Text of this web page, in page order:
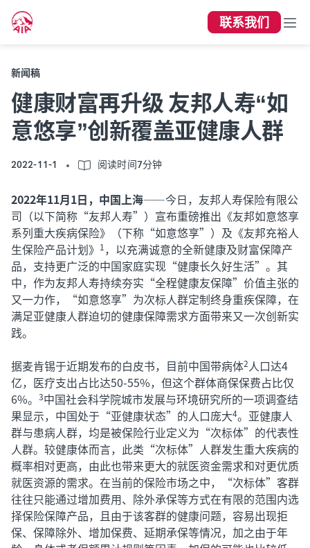
联系我们
新闻稿
健康财富再升级 友邦人寿“如
意悠享”创新覆盖亚健康人群
2022-11-1 阅读时间7分钟
2022年11月1日，中国上海——今日，友邦人寿保险有限公
司（以下简称“友邦人寿”）宣布重磅推出《友邦如意悠享
系列重大疾病保险》（下称“如意悠享”）及《友邦充裕人
生保险产品计划》 1，以充满诚意的全新健康及财富保障产
品，支持更广泛的中国家庭实现“健康长久好生活”。其
中，作为友邦人寿持续夯实“全程健康友保障”价值主张的
又一力作，“如意悠享”为次标人群定制终身重疾保障，在
满足亚健康人群迫切的健康保障需求方面带来又一次创新实
践。
据麦肯锡于近期发布的白皮书，目前中国带病体2人口达4
亿，医疗支出占比达50-55%，但这个群体商保保费占比仅
6%。 3中国社会科学院城市发展与环境研究所的一项调查结
果显示，中国处于“亚健康状态”的人口庞大4。亚健康人
群与患病人群，均是被保险行业定义为“次标体”的代表性
人群。较健康体而言，此类“次标体”人群发生重大疾病的
概率相对更高，由此也带来更大的就医资金需求和对更优质
就医资源的需求。在当前的保险市场之中，“次标体”客群
往往只能通过增加费用、除外承保等方式在有限的范围内选
择保险保障产品，且由于该客群的健康问题，容易出现拒
保、保障除外、增加保费、延期承保等情况，加之由于年